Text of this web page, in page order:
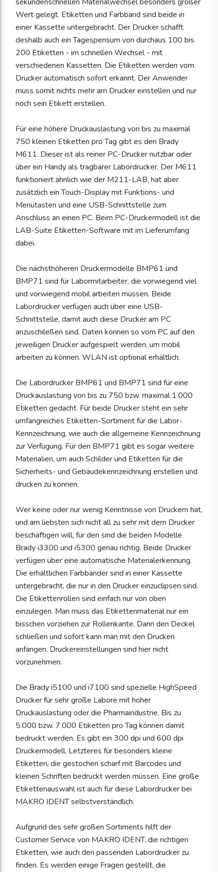
Wert gelegt. Etiketten und Farbband sind beide in
einer Kassette untergebracht. Der Drucker schafft
deshalb auch ein Tagespensum von durchaus 100 bis
200 Etiketten - im schnellen Wechsel - mit
verschiedenen Kassetten. Die Etiketten werden vom
Drucker automatisch sofort erkannt. Der Anwender
muss somit nichts mehr am Drucker einstellen und nur
noch sein Etikett erstellen.
Für eine höhere Druckauslastung von bis zu maximal
750 kleinen Etiketten pro Tag gibt es den Brady
M611. Dieser ist als reiner PC-Drucker nutzbar oder
über ein Handy als tragbarer Labordrucker. Der M611
funktioniert ähnlich wie der M211-LAB, hat aber
zusätzlich ein Touch-Display mit Funktions- und
Menütasten und eine USB-Schnittstelle zum
Anschluss an einen PC. Beim PC-Druckermodell ist die
LAB-Suite Etiketten-Software mit im Lieferumfang
dabei.
Die nächsthöheren Druckermodelle BMP61 und
BMP71 sind für Labormitarbeiter, die vorwiegend viel
und vorwiegend mobil arbeiten müssen. Beide
Labordrucker verfügen auch über eine USB-
Schnittstelle, damit auch diese Drucker am PC
anzuschileßen sind. Daten können so vom PC auf den
jeweiligen Drucker aufgespielt werden, um mobil
arbeiten zu können. WLAN ist optional erhältlich.
Die Labordrucker BMP61 und BMP71 sind für eine
Druckauslastung von bis zu 750 bzw. maximal 1.000
Etiketten gedacht. Für beide Drucker steht ein sehr
umfangreiches Etiketten-Sortiment für die Labor-
Kennzeichnung, wie auch die allgemeine Kennzeichnung
zur Verfügung. Für den BMP71 gibt es sogar weitere
Materialien, um auch Schilder und Etiketten für die
Sicherheits- und Gebäudekennzeichnung erstellen und
drucken zu können.
Wer keine oder nur wenig Kenntnisse von Druckern hat,
und am liebsten sich nicht all zu sehr mit dem Drucker
beschäftigen will, für den sind die beiden Modelle
Brady i3300 und i5300 genau richtig. Beide Drucker
verfügen über eine automatische Materialerkennung.
Die erhältlichen Farbbänder sind in einer Kassette
untergebracht, die nur in den Drucker einzuclipsen sind.
Die Etikettenrollen sind einfach nur von oben
einzulegen. Man muss das Etikettenmaterial nur ein
bisschen vorziehen zur Rollenkante. Dann den Deckel
schließen und sofort kann man mit den Drucken
anfangen. Druckereinstellungen sind hier nicht
vorzunehmen.
Die Brady i5100 und i7100 sind spezielle HighSpeed
Drucker für sehr große Labore mit hoher
Druckauslastung oder die Pharmaindustrie. Bis zu
5.000 bzw. 7.000 Etiketten pro Tag können damit
bedruckt werden. Es gibt ein 300 dpi und 600 dpi
Druckermodell. Letzteres für besonders kleine
Etiketten, die gestochen scharf mit Barcodes und
kleinen Schriften bedruckt werden müssen. Eine große
Etikettenauswahl ist auch für diese Labordrucker bei
MAKRO IDENT selbstverständlich.
Aufgrund des sehr großen Sortiments hilft der
Customer Service von MAKRO IDENT, die richtigen
Etiketten, wie auch den passenden Labordrucker zu
finden. Es werden einige Fragen gestellt, die